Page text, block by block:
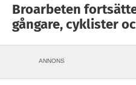
Broarbeten
gångare, cyklister
ANNONS